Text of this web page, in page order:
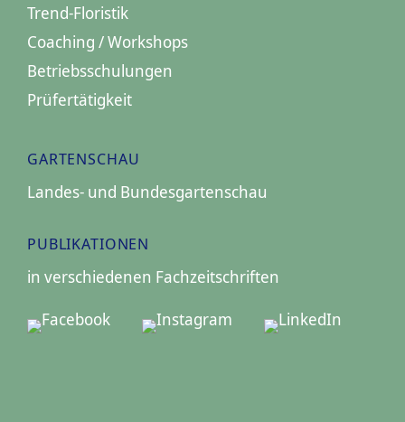
Trend-Floristik
Coaching / Workshops
Betriebsschulungen
Prüfertätigkeit
GARTENSCHAU
Landes- und Bundesgartenschau
PUBLIKATIONEN
in verschiedenen Fachzeitschriften